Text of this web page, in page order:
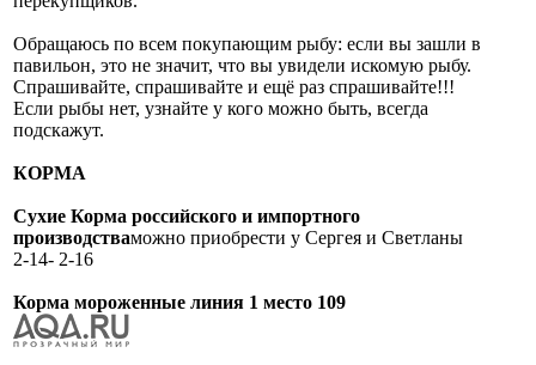
Обращаюсь по всем покупающим рыбу: если вы зашли в
павильон, это не значит, что вы увидели искомую рыбу.
Спрашивайте, спрашивайте и ещё раз спрашивайте!!!
Если рыбы нет, узнайте у кого можно быть, всегда
подскажут.
КОРМА
Сухие Корма российского и импортного
производстваможно приобрести у Сергея и Светланы
2-14- 2-16
Корма мороженные линия 1 место 109